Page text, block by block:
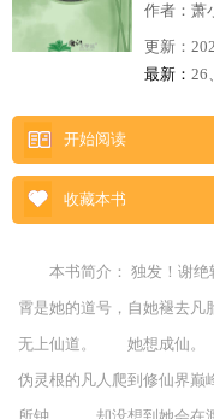
作者： 萧
更新：
最新： 26
开始阅读
收藏本书
本书简介： 独发！谢
霄是她的道号，自她褪去凡
无上仙道。 她想成仙
伪灵根的凡人爬到修仙界巅